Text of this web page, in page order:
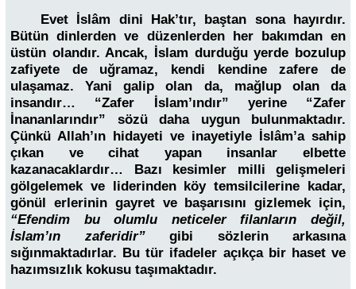
Evet İslâm dini Hak’tır, baştan sona hayırdır.
Bütün dinlerden ve düzenlerden her bakımdan en
üstün olandır. Ancak, İslam durduğu yerde bozulup
zafiyete de uğramaz, kendi kendine zafere de
ulaşamaz. Yani galip olan da, mağlup olan da
insandır… “Zafer İslam’ındır” yerine “Zafer
İnananlarındır” sözü daha uygun bulunmaktadır.
Çünkü Allah’ın hidayeti ve inayetiyle İslâm’a sahip
çıkan ve cihat yapan insanlar elbette
kazanacaklardır… Bazı kesimler milli gelişmeleri
gölgelemek ve liderinden köy temsilcilerine kadar,
gönül erlerinin gayret ve başarısını gizlemek için,
“Efendim bu olumlu neticeler filanların değil,
İslam’ın zaferidir”gibi sözlerin arkasına
sığınmaktadırlar. Bu tür ifadeler açıkça bir haset ve
hazımsızlık kokusu taşımaktadır.